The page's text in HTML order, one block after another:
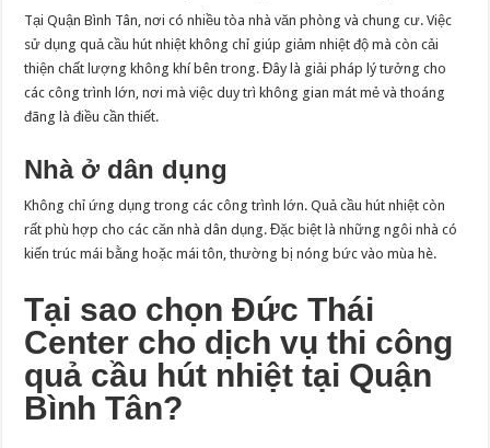
Tại Quận Bình Tân, nơi có nhiều tòa nhà văn phòng và chung cư. Việc
sử dụng quả cầu hút nhiệt không chỉ giúp giảm nhiệt độ mà còn cải
thiện chất lượng không khí bên trong. Đây là giải pháp lý tưởng cho
các công trình lớn, nơi mà việc duy trì không gian mát mẻ và thoáng
đãng là điều cần thiết.
Nhà ở dân dụng
Không chỉ ứng dụng trong các công trình lớn. Quả cầu hút nhiệt còn
rất phù hợp cho các căn nhà dân dụng. Đặc biệt là những ngôi nhà có
kiến trúc mái bằng hoặc mái tôn, thường bị nóng bức vào mùa hè.
Tại sao chọn Đức Thái
Center cho dịch vụ thi công
quả cầu hút nhiệt tại Quận
Bình Tân?